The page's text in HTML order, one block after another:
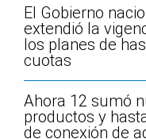
El Gobierno
extendió la
los planes de
cuotas
Ahora 12 sumó
productos y
de conexión de